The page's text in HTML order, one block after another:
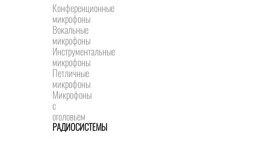
Конференционные
микрофоны
Вокальные
микрофоны
Инструментальные
микрофоны
Петличные
микрофоны
Микрофоны
с
оголовьем
РАДИОСИСТЕМЫ